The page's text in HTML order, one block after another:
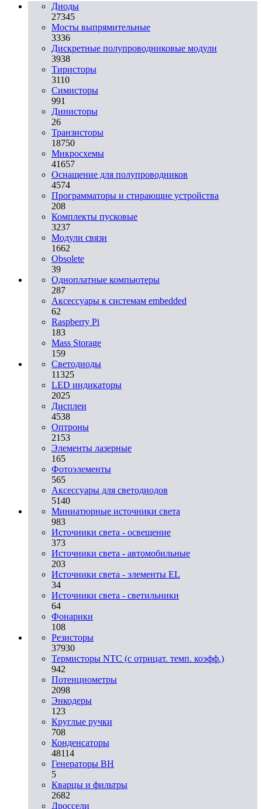
Диоды
27345
Мосты выпрямительные
3336
Дискретные полупроводниковые модули
3938
Тиристоры
3110
Симисторы
991
Динисторы
26
Транзисторы
18750
Микросхемы
41657
Оснащение для полупроводников
4574
Программаторы и стирающие устройства
208
Комплекты пусковые
3237
Модули связи
1662
Obsolete
39
Одноплатные компьютеры
287
Аксессуары к системам embedded
62
Raspberry Pi
183
Mass Storage
159
Светодиоды
11325
LED индикаторы
2025
Дисплеи
4538
Оптроны
2153
Элементы лазерные
165
Фотоэлементы
565
Аксессуары для светодиодов
5140
Миниатюрные источники света
983
Источники света - освещение
373
Источники света - автомобильные
203
Источники света - элементы EL
34
Источники света - светильники
64
Фонарики
108
Резисторы
37930
Термисторы NTC (с отрицат. темп. коэфф.)
942
Потенциометры
2098
Энкодеры
123
Круглые ручки
708
Конденсаторы
48114
Генераторы ВН
5
Кварцы и фильтры
2682
Дроссели